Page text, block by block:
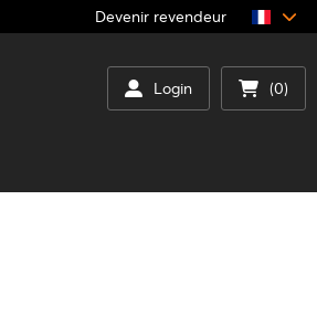
Devenir revendeur
Login (0)